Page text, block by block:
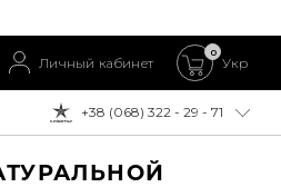
Личный кабинет
0
Укр
ОПЛАТЕ:
+38 (068) 322 - 29 - 71